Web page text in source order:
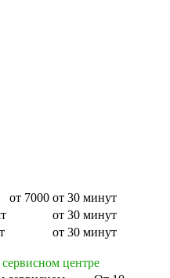
от 7000 от 30 минут
от 30 минут
от 30 минут
центре